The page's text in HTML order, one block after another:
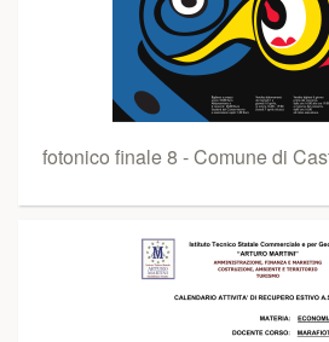
fotonico finale 8 - Comune di